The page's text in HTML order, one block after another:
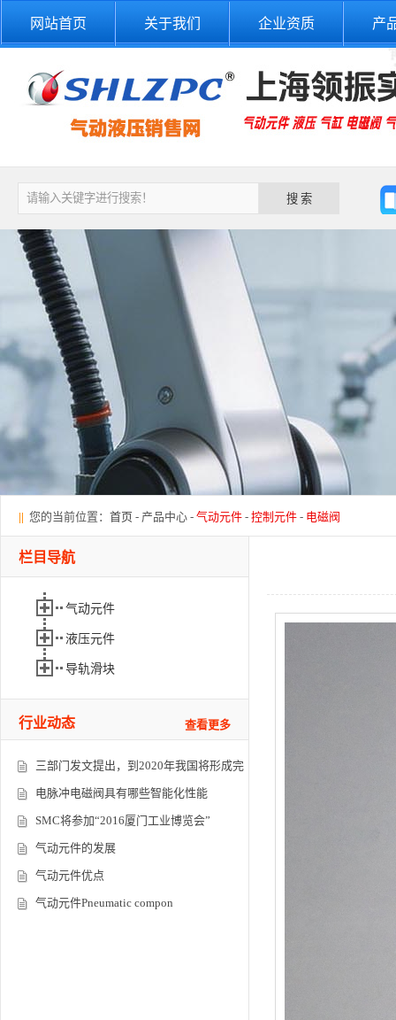
网站首页 关于我们 企业资质 产
|| 您的当前位置： 首页 - 产品中心 - 气动元件 - 控制元件 - 电磁阀
栏目导航
气动元件
液压元件
导轨滑块
行业动态 查看更多
三部门发文提出，到2020年我国将形成完
电脉冲电磁阀具有哪些智能化性能
SMC将参加“2016厦门工业博览会”
气动元件的发展
气动元件优点
气动元件Pneumatic compon